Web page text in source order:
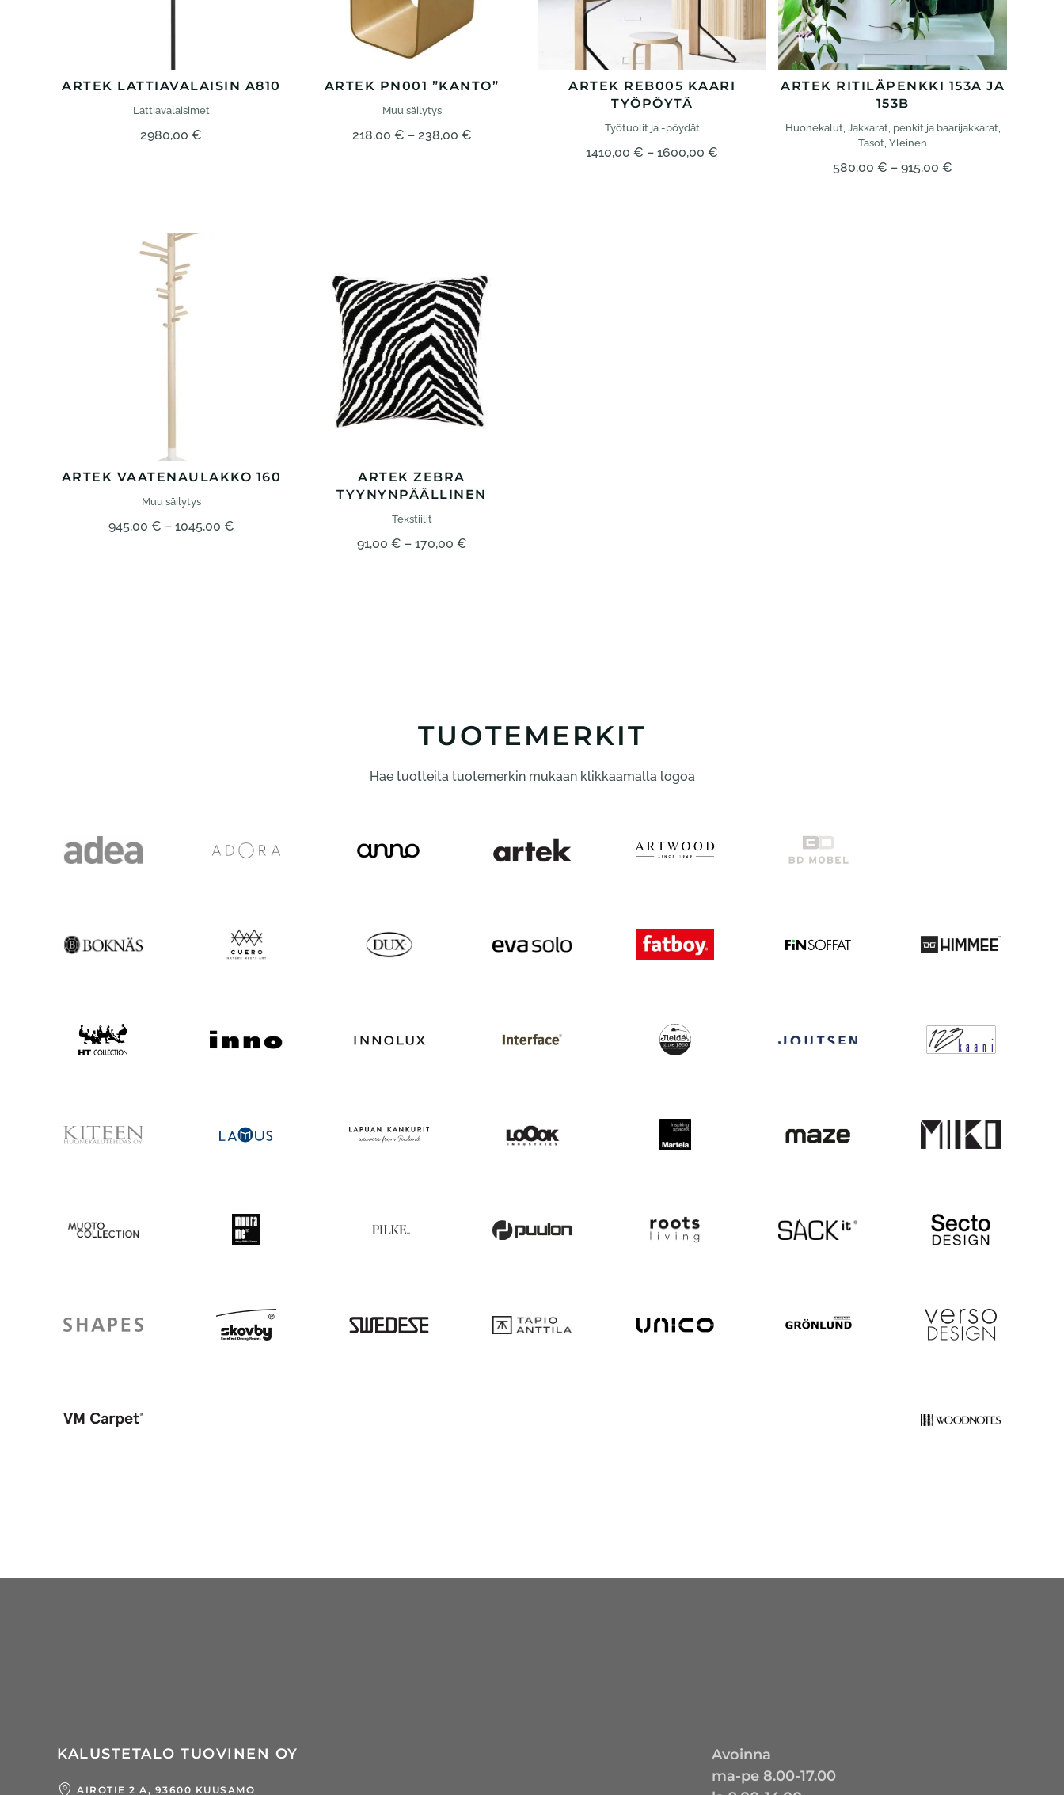
ARTEK LATTIAVALAISIN A810
Lattia­valaisimet
2980,00€
ARTEK PN001 ”KANTO”
Muu säilytys
218,00 € – 238,00 €Hintaluokka:
ARTEK REB005 KAARI
TYÖPÖYTÄ
Työtuolit ja -pöydät
1410,00€ – 1600,00€
ARTEK RITILÄPENKKI 153A JA
153B
Huonekalut Jakkarat, penkit ja baari­jakkarat
Tasot ,Yleinen
580,00€ – 915,00€
ARTEK VAATENAULAKKO 160
Muu säilytys
945,00 € – 1045,00 €Hintaluokka:
ARTEK ZEBRA
TYYNYNPÄÄLLINEN
Tekstiilit
91,00 € – 170,00 €Hintaluokka:
TUOTEMERKIT
Hae tuotteita tuotemerkin mukaan klikkaamalla logoa
KALUSTETALO TUOVINEN OY
AIROTIE 2 A, 93600 KUUSAMO
Avoinna
ma-pe 8.00-17.00